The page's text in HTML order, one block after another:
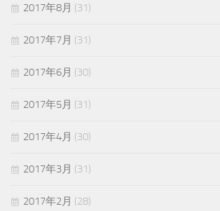
2017年8月 (31)
2017年7月 (31)
2017年6月 (30)
2017年5月 (31)
2017年4月 (30)
2017年3月 (31)
2017年2月 (28)